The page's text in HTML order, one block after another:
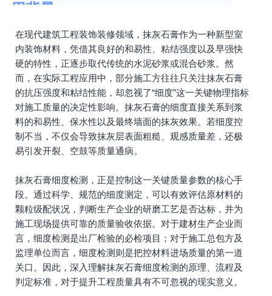
用背景
在现代建筑工程装饰装修领域，抹灰石膏作为一种新型室
内装饰材料，凭借其良好的和易性、粘结强度以及早强快
硬的特性，正逐步取代传统的水泥砂浆或混合砂浆。然
而，在实际工程应用中，部分施工方往往只关注抹灰石膏
的抗压强度和粘结性能，却忽视了“细度”这一关键物理指标
对施工质量的决定性影响。抹灰石膏的细度直接关系到浆
料的和易性、保水性以及最终墙面的抹灰效果。若细度控
制不当，不仅会导致抹灰层表面粗糙、观感质量差，还极
易引发开裂、空鼓等质量通病。
抹灰石膏细度检测，正是控制这一关键质量参数的核心手
段。通过科学、规范的细度测定，可以有效评估原材料的
颗粒级配状况，判断生产企业的研磨工艺是否达标，并为
施工现场提供可靠的质量验收依据。对于建材生产企业而
言，细度检测是出厂检验的必检项目；对于施工总包方及
监理单位而言，细度检测则是把控材料进场质量的第一道
关口。因此，深入理解抹灰石膏细度检测的原理、流程及
判定标准，对于提升工程质量具有不可忽视的现实意义。